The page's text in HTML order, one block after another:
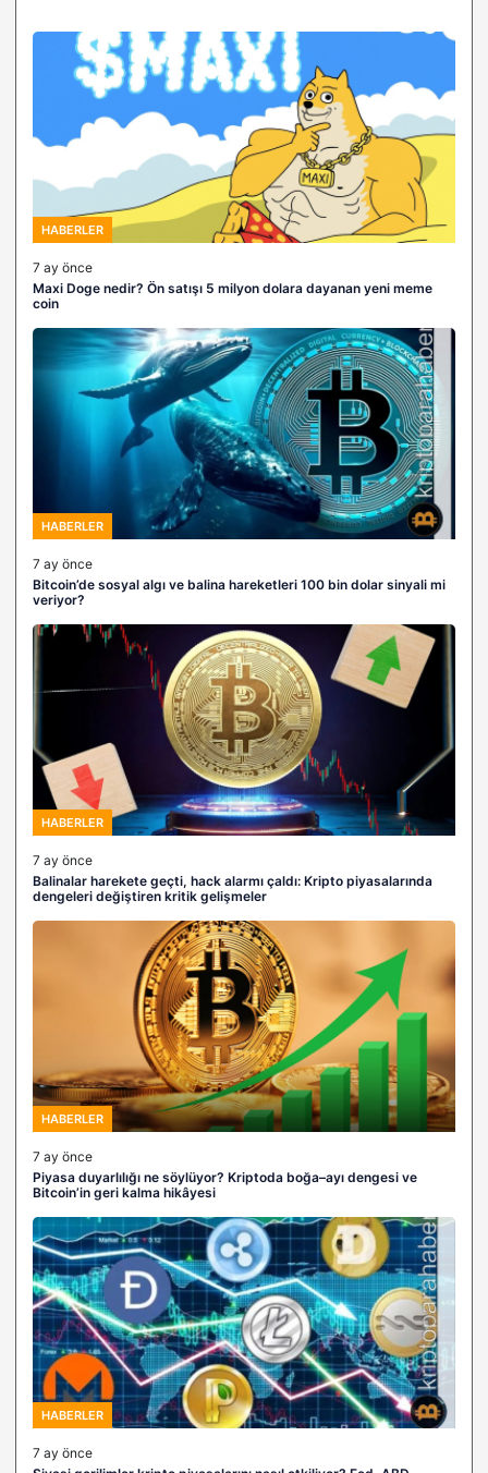
HABERLER
7 ay önce
Maxi Doge nedir? Ön satışı 5 milyon dolara dayanan yeni meme
coin
HABERLER
7 ay önce
Bitcoin’de sosyal algı ve balina hareketleri 100 bin dolar sinyali mi
veriyor?
HABERLER
7 ay önce
Balinalar harekete geçti, hack alarmı çaldı: Kripto piyasalarında
dengeleri değiştiren kritik gelişmeler
HABERLER
7 ay önce
Piyasa duyarlılığı ne söylüyor? Kriptoda boğa–ayı dengesi ve
Bitcoin’in geri kalma hikâyesi
HABERLER
7 ay önce